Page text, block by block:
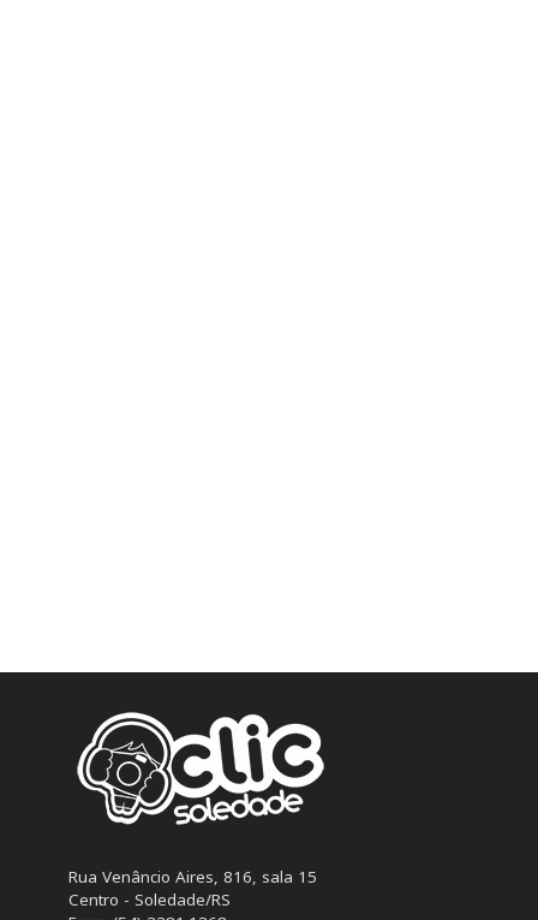
Rua Venâncio Aires, 816, sala 15
Centro - Soledade/RS